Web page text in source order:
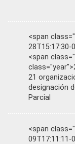
<span
28T15:17:30-
<span
21
designación
Parcial
<span
09T17:11:11-